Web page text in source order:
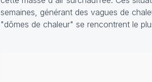
semaines, générant des vagues de
"dômes de chaleur" se rencontrent le